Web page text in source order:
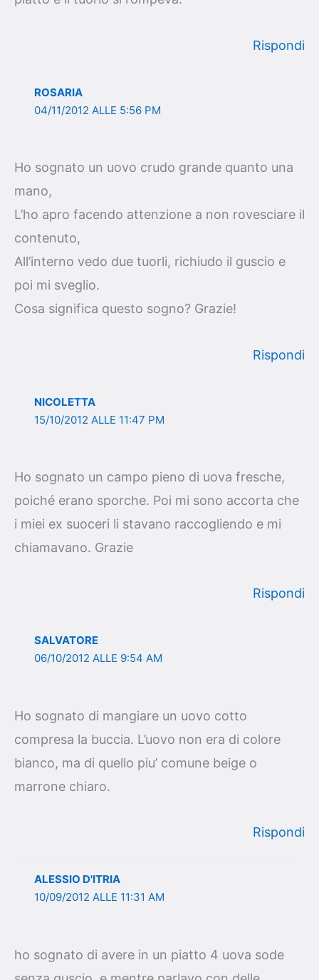
Rispondi
ROSARIA
04/11/2012 ALLE 5:56 PM
Ho sognato un uovo crudo grande quanto una
mano,
L’ho apro facendo attenzione a non rovesciare il
contenuto,
All’interno vedo due tuorli, richiudo il guscio e
poi mi sveglio.
Cosa significa questo sogno? Grazie!
Rispondi
NICOLETTA
15/10/2012 ALLE 11:47 PM
Ho sognato un campo pieno di uova fresche,
poiché erano sporche. Poi mi sono accorta che
i miei ex suoceri li stavano raccogliendo e mi
chiamavano. Grazie
Rispondi
SALVATORE
06/10/2012 ALLE 9:54 AM
Ho sognato di mangiare un uovo cotto
compresa la buccia. L’uovo non era di colore
bianco, ma di quello piu’ comune beige o
marrone chiaro.
Rispondi
ALESSIO D'ITRIA
10/09/2012 ALLE 11:31 AM
ho sognato di avere in un piatto 4 uova sode